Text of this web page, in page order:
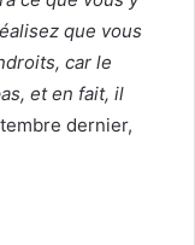
que vous
car le
et en fait, il
dernier,